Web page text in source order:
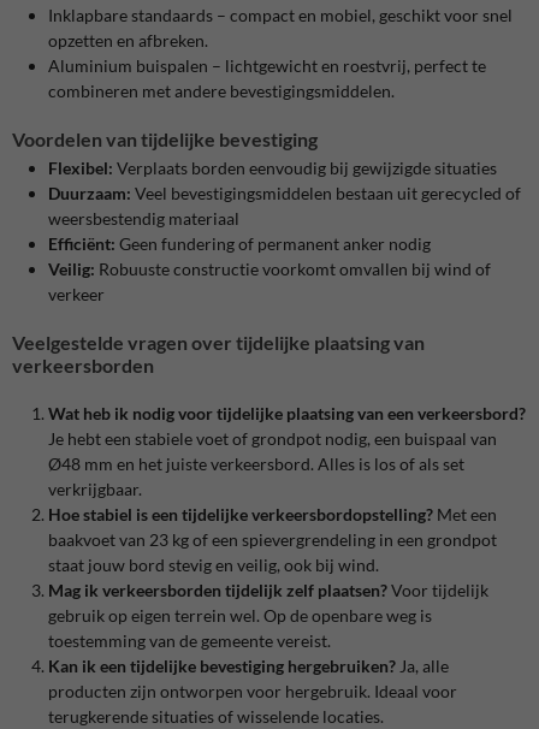
Inklapbare standaards – compact en mobiel, geschikt voor snel
opzetten en afbreken.
Aluminium buispalen – lichtgewicht en roestvrij, perfect te
combineren met andere bevestigingsmiddelen.
Voordelen van tijdelijke bevestiging
Flexibel: Verplaats borden eenvoudig bij gewijzigde situaties
Duurzaam: Veel bevestigingsmiddelen bestaan uit gerecycled of
weersbestendig materiaal
Efficiënt: Geen fundering of permanent anker nodig
Veilig: Robuuste constructie voorkomt omvallen bij wind of
verkeer
Veelgestelde vragen over tijdelijke plaatsing van
verkeersborden
Wat heb ik nodig voor tijdelijke plaatsing van een verkeersbord?
Je hebt een stabiele voet of grondpot nodig, een buispaal van
Ø48 mm en het juiste verkeersbord. Alles is los of als set
verkrijgbaar.
Hoe stabiel is een tijdelijke verkeersbordopstelling? Met een
baakvoet van 23 kg of een spievergrendeling in een grondpot
staat jouw bord stevig en veilig, ook bij wind.
Mag ik verkeersborden tijdelijk zelf plaatsen?Voor tijdelijk
gebruik op eigen terrein wel. Op de openbare weg is
toestemming van de gemeente vereist.
Kan ik een tijdelijke bevestiging hergebruiken? Ja, alle
producten zijn ontworpen voor hergebruik. Ideaal voor
terugkerende situaties of wisselende locaties.